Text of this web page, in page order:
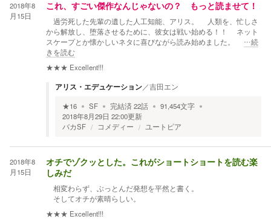
2018年8
月15日
これ、すごい傑作なんじゃないの？ もっと読ませて！
過労死した先輩の遺した人工知能、アリス。 人類を、忙しさ
から解放し、堕落させるために、彼女は戦い始める！！ ネット
スケープとか懐かしいネタに喜びながら読み始めました。 …続
きを読む
★★★ Excellent!!!
アリス・エデュケーション／吉田エン
★16 SF 完結済22話 91,454文字
2018年8月29日 22:00更新
バカSF
コメディー ユートピア
2018年8
月15日
オチでゾクッとした。これがショートショートを読む楽
しみだ
相変わらず、ぶっとんだ発想を平然と書く。
そしてオチが素晴らしい。
★★★ Excellent!!!